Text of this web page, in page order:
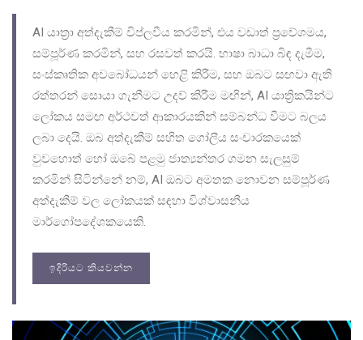
AI යාත්‍රා අත්දැකීම් විප්ලවීය කරමින්, එය වඩාත් ප්‍රවේශමය,
සම්පූර්ණ කරමින්, සහ රසවත් කරයි. භාෂා බාධා බිඳ දැමීම,
සංස්කෘතික අවබෝධයන් හෙළි කිරීම, සහ ඔබට සඟවා ඇති
රත්තරන් සොයා ගැනීමට උදව් කිරීම මඟින්, AI යාත්‍රිකයින්ට
ලෝකය සමඟ අර්ථවත් ආකාරයකින් සම්බන්ධ වීමට බලය
ලබා දෙයි. ඔබ අත්දැකීම් සහිත ගෝලීය සංචාරකයෙක්
වුවහොත් හෝ ඔබේ පළමු ජාත්‍යන්තර ගමන සැලසුම්
කරමින් සිටින්නේ නම්, AI ඔබට අමතක නොවන සම්පූර්ණ
අත්දැකීම් වල ලෝකයක් සඳහා විශ්වාසනීය
මාර්ගෝපදේශකයෙකි.
ඉදිරියට කියවන්න